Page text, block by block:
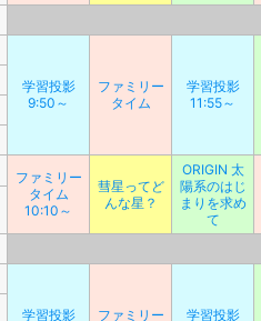
学習投影
9:50～
ファミリー
タイム
学習投影
11:55～
ファミリー
タイム
10:10～
彗星ってど
んな星？
ORIGIN 太
陽系のはじ
まりを求め
て
学習投影
ファミリー
学習投影